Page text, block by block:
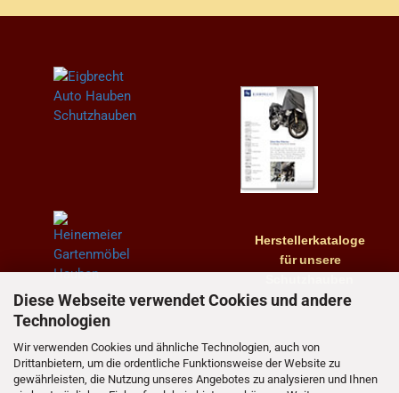
Diese Webseite verwendet Cookies und andere
Technologien
Wir verwenden Cookies und ähnliche Technologien, auch von
Drittanbietern, um die ordentliche Funktionsweise der Website zu
gewährleisten, die Nutzung unseres Angebotes zu analysieren und Ihnen
Herstellerkataloge
fürunsere